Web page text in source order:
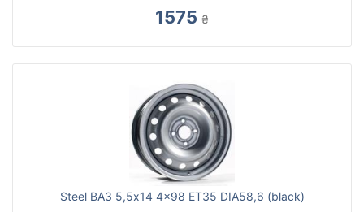
1575 ₴
Steel ВАЗ 5,5x14 4x98 ET35 DIA58,6 (black)